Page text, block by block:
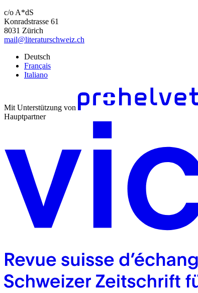
c/o A*dS
Konradstrasse 61
8031 Zürich
mail@literaturschweiz.ch
Deutsch
Français
Italiano
Mit Unterstützung von
Hauptpartner